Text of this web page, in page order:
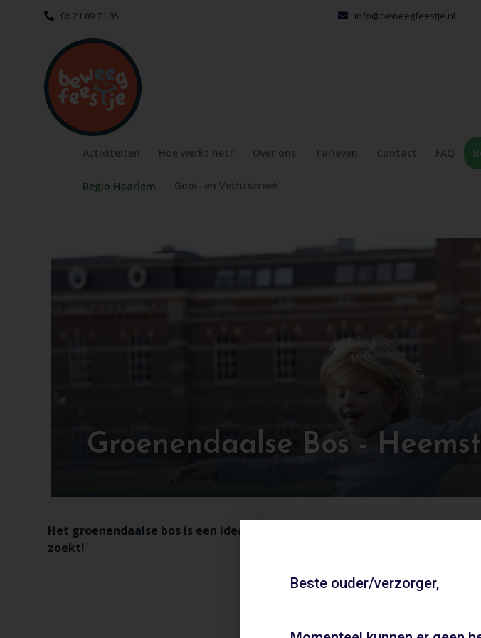
06 21 89 71 85 info@beweegfeestje.nl
Activiteiten Hoe werkt het? Over ons Tarieven Contact FAQ
Regio Haarlem Gooi- en Vechtstreek
Groenendaalse Bos -
Het groenendaalse bos is een ideale plek voor jouw beweegfeestje. Met
zoekt!
Beste ouder/verzorger,